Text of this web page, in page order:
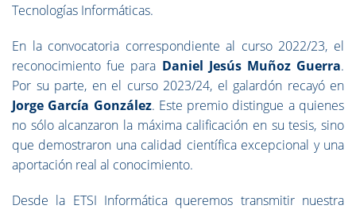
Tecnologías Informáticas.
En la convocatoria correspondiente al curso 2022/23, el
reconocimiento fue para Daniel Jesús Muñoz Guerra.
Por su parte, en el curso 2023/24, el galardón recayó en
Jorge García González. Este premio distingue a quienes
no sólo alcanzaron la máxima calificación en su tesis, sino
que demostraron una calidad científica excepcional y una
aportación real al conocimiento.
Desde la ETSI Informática queremos transmitir nuestra